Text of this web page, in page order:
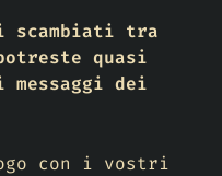
scambiati tra
quasi
dei
con i vostri